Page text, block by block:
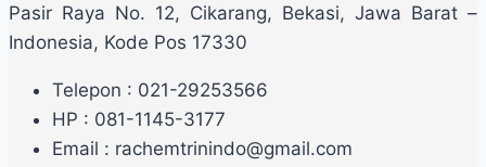
Pasir Raya No. 12, Cikarang, Bekasi, Jawa Barat –
Indonesia, Kode Pos 17330
Telepon : 021-29253566
HP : 081-1145-3177
Email : rachemtrinindo@gmail.com